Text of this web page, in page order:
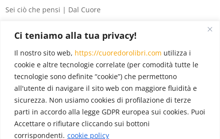
Ci teniamo alla tua privacy!
Il nostro sito web, https://cuoredorolibri.com utilizza i
cookie e altre tecnologie correlate (per comodità tutte le
tecnologie sono definite “cookie”) che permettono
all'utente di navigare il sito web con maggiore fluidità e
sicurezza. Non usiamo cookies di profilazione di terze
parti in accordo alla legge GDPR europea sui cookies. Puoi
Accettare o rifiutare cliccando sui bottoni
corrispondenti. cookie policy
Sei ciò che pensi | Dal Cuore
La legge di Attrazione per principianti
Eventi(6)
In evidenza(18)
Novità
Pubblicazioni(22)
Blog(22)